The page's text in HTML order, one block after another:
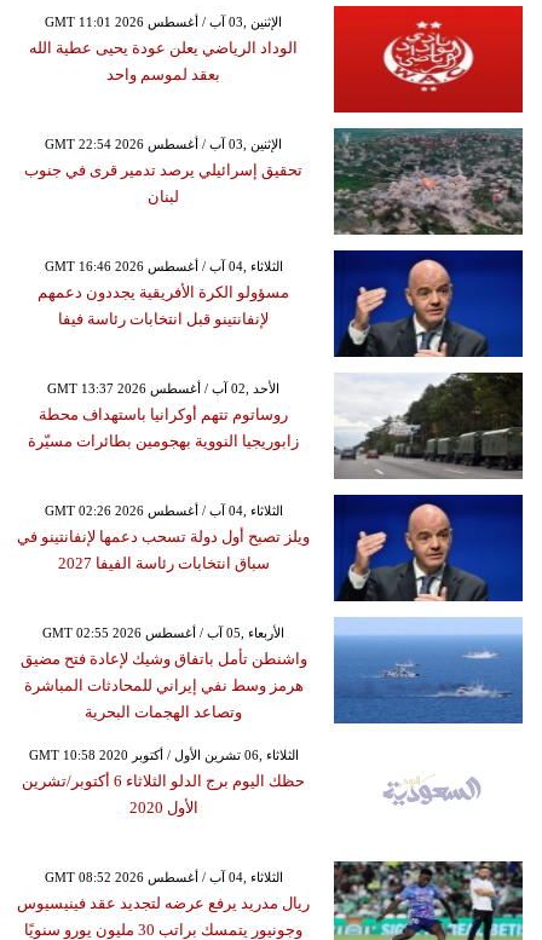
GMT 11:01 2026 الإثنين ,03 آب / أغسطس
الوداد الرياضي يعلن عودة يحيى عطية الله
بعقد لموسم واحد
GMT 22:54 2026 الإثنين ,03 آب / أغسطس
تحقيق إسرائيلي يرصد تدمير قرى في جنوب
لبنان
GMT 16:46 2026 الثلاثاء ,04 آب / أغسطس
مسؤولو الكرة الأفريقية يجددون دعمهم
لإنفانتينو قبل انتخابات رئاسة فيفا
GMT 13:37 2026 الأحد ,02 آب / أغسطس
روساتوم تتهم أوكرانيا باستهداف محطة
زابوريجيا النووية بهجومين بطائرات مسيّرة
GMT 02:26 2026 الثلاثاء ,04 آب / أغسطس
ويلز تصبح أول دولة تسحب دعمها لإنفانتينو في
سباق انتخابات رئاسة الفيفا 2027
GMT 02:55 2026 الأربعاء ,05 آب / أغسطس
واشنطن تأمل باتفاق وشيك لإعادة فتح مضيق
هرمز وسط نفي إيراني للمحادثات المباشرة
وتصاعد الهجمات البحرية
GMT 10:58 2020 الثلاثاء ,06 تشرين الأول / أكتوبر
حظك اليوم برج الدلو الثلاثاء 6 أكتوبر/تشرين
الأول 2020
GMT 08:52 2026 الثلاثاء ,04 آب / أغسطس
ريال مدريد يرفع عرضه لتجديد عقد فينيسيوس
وجونيور يتمسك براتب 30 مليون يورو سنويًا